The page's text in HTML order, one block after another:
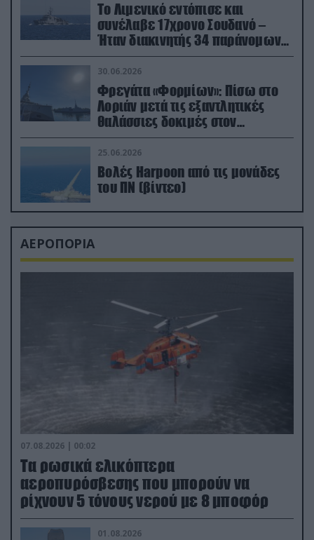
Το Λιμενικό εντόπισε και
συνέλαβε 17χρονο Σουδανό –
Ήταν διακινητής 34 παράνομων
μεταναστών
30.06.2026
Φρεγάτα «Φορμίων»: Πίσω στο
Λοριάν μετά τις εξαντλητικές
θαλάσσιες δοκιμές στον
απαιτητικό Βισκαϊκό
25.06.2026
Βολές Harpoon από τις μονάδες
του ΠΝ (βίντεο)
ΑΕΡΟΠΟΡΙΑ
07.08.2026 | 00:02
Τα ρωσικά ελικόπτερα
αεροπυρόσβεσης που μπορούν να
ρίχνουν 5 τόνους νερού με 8 μποφόρ
01.08.2026